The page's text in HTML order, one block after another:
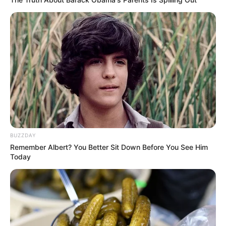
Le Prix Magic Night 2025 s’annonce comme un vrai
casse-tête stratégique pour les turfistes. Maia Star,
Tyra et Wedgewood Pearl détiennent les meilleures
garanties pour la victoire. Toutefois, la régularité de
Melbora, la solidité de Tilila, et la fin de course de
Veules en font des secondes chances sérieuses.
Parmi les outsiders, attention à Summer Breeze,
capable d’un coup d’éclat. Enfin, ne négligeons pas
les énormes cotes de Presa Diretta et Dancing Queen,
parfaitement capables de créer la surprise à
l’arrivée. Cette édition s’annonce palpitante, avec
des rapports potentiellement très rémunérateurs !
QUINTÉ PRIX MAGIC NIGHT le
Pronostic en chiffre
5 – 6 – 13 – 15 – 16 – 3 – 14 – 4 / (10)
BUZZDAY
Remember Albert? You Better Sit Down Before You See Him
Today